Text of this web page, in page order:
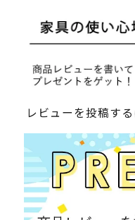
レビューを投稿す